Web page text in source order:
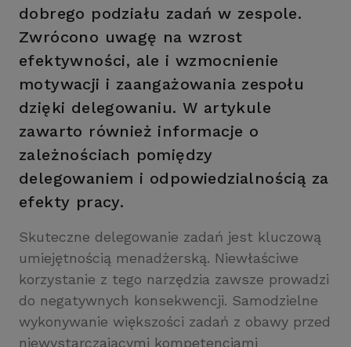
dobrego podziału zadań w zespole.
Zwrócono uwagę na wzrost
efektywności, ale i wzmocnienie
motywacji i zaangażowania zespołu
dzięki delegowaniu. W artykule
zawarto również informacje o
zależnościach pomiędzy
delegowaniem i odpowiedzialnością za
efekty pracy.
Skuteczne delegowanie zadań jest kluczową
umiejętnością menadżerską. Niewłaściwe
korzystanie z tego narzędzia zawsze prowadzi
do negatywnych konsekwencji. Samodzielne
wykonywanie większości zadań z obawy przed
niewystarczającymi kompetencjami